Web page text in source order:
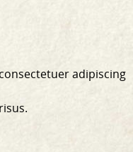
adipiscing